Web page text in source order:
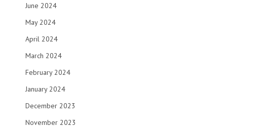
June 2024
May 2024
April 2024
March 2024
February 2024
January 2024
December 2023
November 2023